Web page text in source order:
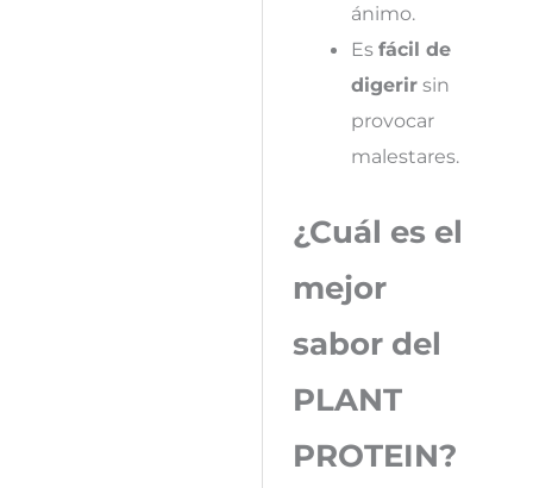
ánimo.
Es fácil de
digerirsin
provocar
malestares.
¿Cuál es el
mejor
sabor del
PLANT
PROTEIN?